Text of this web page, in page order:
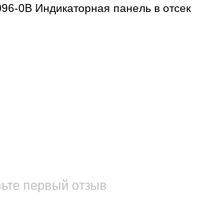
0B Индикаторная панель в отсек
первый отзыв